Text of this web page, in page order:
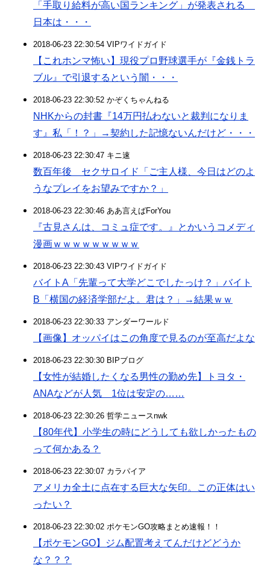
「手取り給料が高い国ランキング」が発表される
日本は・・・
2018-06-23 22:30:54 VIPワイドガイド
【これホンマ怖い】現役プロ野球選手が『金銭トラ
ブル』で引退するという闇・・・
2018-06-23 22:30:52 かぞくちゃんねる
NHKからの封書『14万円払わないと裁判になりま
す』私「！？」→契約した記憶ないんだけど・・・
2018-06-23 22:30:47 キニ速
数百年後 セクサロイド「ご主人様、今日はどのよ
うなプレイをお望みですか？」
2018-06-23 22:30:46 ああ言えばForYou
『古見さんは、コミュ症です。』とかいうコメディ
漫画ｗｗｗｗｗｗｗｗｗ
2018-06-23 22:30:43 VIPワイドガイド
バイトA「先輩って大学どこでしたっけ？」バイト
B「横国の経済学部だよ。君は？」→結果ｗｗ
2018-06-23 22:30:33 アンダーワールド
【画像】オッパイはこの角度で見るのが至高だよな
2018-06-23 22:30:30 BIPブログ
【女性が結婚したくなる男性の勤め先】トヨタ・
ANAなどが人気 1位は安定の……
2018-06-23 22:30:26 哲学ニュースnwk
【80年代】小学生の時にどうしても欲しかったもの
って何かある？
2018-06-23 22:30:07 カラパイア
アメリカ全土に点在する巨大な矢印。この正体はい
ったい？
2018-06-23 22:30:02 ポケモンGO攻略まとめ速報！！
【ポケモンGO】ジム配置考えてんだけどどうか
な？？？